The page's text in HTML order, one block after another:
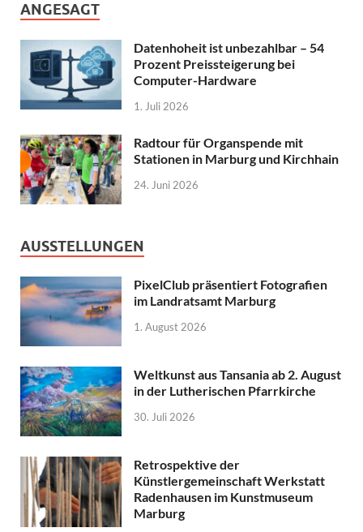
ANGESAGT
Datenhoheit ist unbezahlbar – 54
Prozent Preissteigerung bei
Computer-Hardware
1. Juli 2026
Radtour für Organspende mit
Stationen in Marburg und Kirchhain
24. Juni 2026
AUSSTELLUNGEN
PixelClub präsentiert Fotografien
im Landratsamt Marburg
1. August 2026
Weltkunst aus Tansania ab 2. August
in der Lutherischen Pfarrkirche
30. Juli 2026
Retrospektive der
Künstlergemeinschaft Werkstatt
Radenhausen im Kunstmuseum
Marburg